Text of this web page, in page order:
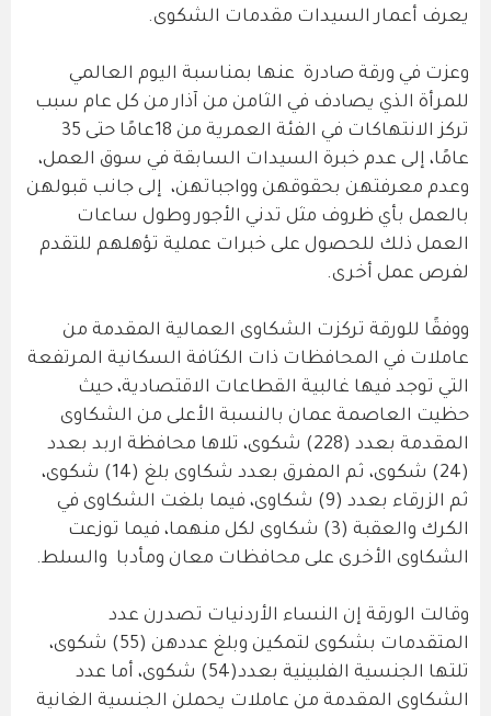
يعرف أعمار السيدات مقدمات الشكوى.
وعزت في ورقة صادرة عنها بمناسبة اليوم العالمي
للمرأة الذي يصادف في الثامن من آذار من كل عام سبب
تركز الانتهاكات في الفئة العمرية من 18عامًا حتى 35
عامًا، إلى عدم خبرة السيدات السابقة في سوق العمل،
وعدم معرفتهن بحقوقهن وواجباتهن، إلى جانب قبولهن
بالعمل بأي ظروف مثل تدني الأجور وطول ساعات
العمل ذلك للحصول على خبرات عملية تؤهلهم للتقدم
لفرص عمل أخرى.
ووفقًا للورقة تركزت الشكاوى العمالية المقدمة من
عاملات في المحافظات ذات الكثافة السكانية المرتفعة
التي توجد فيها غالبية القطاعات الاقتصادية، حيث
حظيت العاصمة عمان بالنسبة الأعلى من الشكاوى
المقدمة بعدد (228) شكوى، تلاها محافظة اربد بعدد
(24) شكوى، ثم المفرق بعدد شكاوى بلغ (14) شكوى،
ثم الزرقاء بعدد (9) شكاوى، فيما بلغت الشكاوى في
الكرك والعقبة (3) شكاوى لكل منهما، فيما توزعت
الشكاوى الأخرى على محافظات معان ومأدبا والسلط.
وقالت الورقة إن النساء الأردنيات تصدرن عدد
المتقدمات بشكوى لتمكين وبلغ عددهن (55) شكوى،
تلتها الجنسية الفلبينية بعدد(54) شكوى، أما عدد
الشكاوى المقدمة من عاملات يحملن الجنسية الغانية